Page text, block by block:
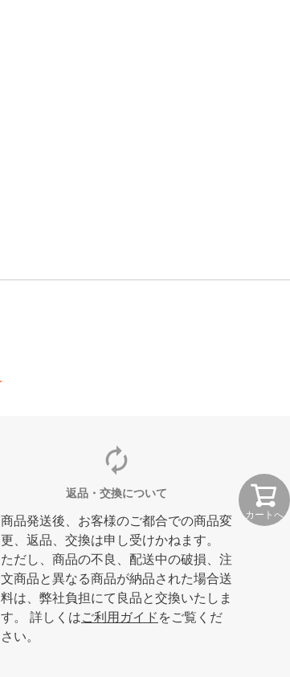
カートへ
autorenew
返品・交換について
商品発送後、お客様のご都合での商品変
更、返品、交換は申し受けかねます。
ただし、商品の不良、配送中の破損、注
文商品と異なる商品が納品された場合送
料は、弊社負担にて良品と交換いたしま
す。 詳しくはご利用ガイド をご覧くだ
さい。